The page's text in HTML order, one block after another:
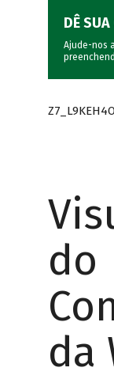
DÊ
Ajude-nos
do
da